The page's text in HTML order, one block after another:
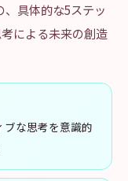
具体的な5ステッ
による未来の創造
ブな思考を意識的